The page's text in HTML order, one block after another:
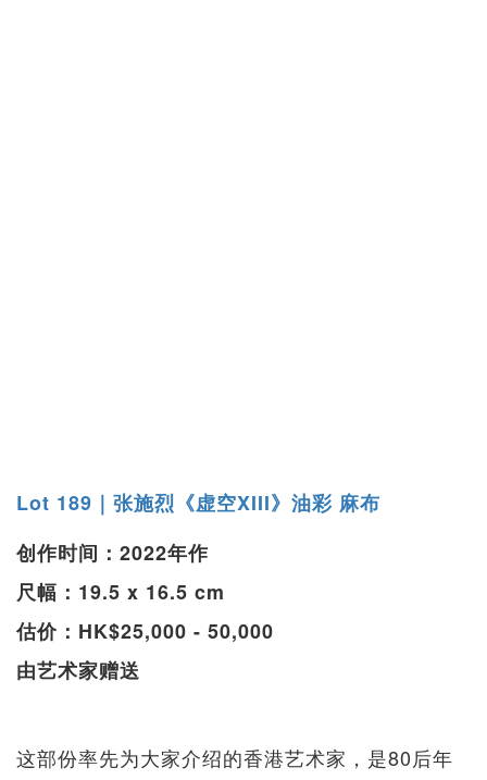
Lot 189｜张施烈《虚空XIII》油彩 麻布
创作时间：2022年作
尺幅：19.5 x 16.5 cm
估价：HK$25,000 - 50,000
由艺术家赠送
这部份率先为大家介绍的香港艺术家，是80后年